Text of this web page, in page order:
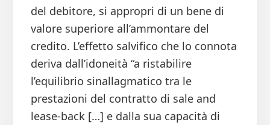
del debitore, si appropri di un bene di
valore superiore all’ammontare del
credito. L’effetto salvifico che lo connota
deriva dall’idoneità “a ristabilire
l’equilibrio sinallagmatico tra le
prestazioni del contratto di sale and
lease-back […] e dalla sua capacità di